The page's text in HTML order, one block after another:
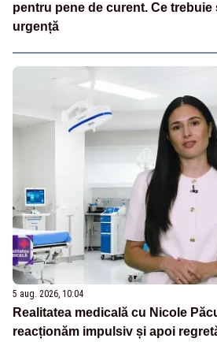
pentru pene de curent. Ce
urgență
5 aug. 2026, 10:04
Realitatea medicală cu Nicole
reacționăm impulsiv și apoi